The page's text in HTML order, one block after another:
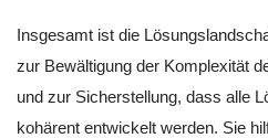
Insgesamt ist die
zur Bewältigung der Komplexität
und zur Sicherstellung, dass alle
kohärent entwickelt werden. Sie